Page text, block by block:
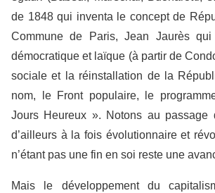
de 1848 qui inventa le concept de
Commune de Paris, Jean Jaurès
démocratique et laïque (à partir de
sociale et la réinstallation de la
nom, le Front populaire, le
Jours Heureux ». Notons au
d’ailleurs à la fois évolutionnaire et
n’étant pas une fin en soi reste une
Mais le développement du